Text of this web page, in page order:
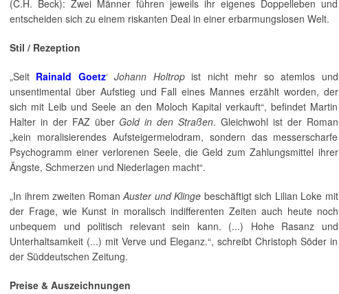
(C.H. Beck): Zwei Männer führen jeweils ihr eigenes Doppelleben und
entscheiden sich zu einem riskanten Deal in einer erbarmungslosen Welt.
Stil / Rezeption
„Seit Rainald Goetz‘Johann Holtropist nicht mehr so atemlos und
unsentimental über Aufstieg und Fall eines Mannes erzählt worden, der
sich mit Leib und Seele an den Moloch Kapital verkauft“, befindet Martin
Halter in der FAZ über Gold in den Straßen. Gleichwohl ist der Roman
„kein moralisierendes Aufsteigermelodram, sondern das messerscharfe
Psychogramm einer verlorenen Seele, die Geld zum Zahlungsmittel ihrer
Ängste, Schmerzen und Niederlagen macht“.
„In ihrem zweiten RomanAuster und Klinge beschäftigt sich Lilian Loke mit
der Frage, wie Kunst in moralisch indifferenten Zeiten auch heute noch
unbequem und politisch relevant sein kann. (...) Hohe Rasanz und
Unterhaltsamkeit (...) mit Verve und Eleganz.“, schreibt Christoph Söder in
der Süddeutschen Zeitung.
Preise & Auszeichnungen